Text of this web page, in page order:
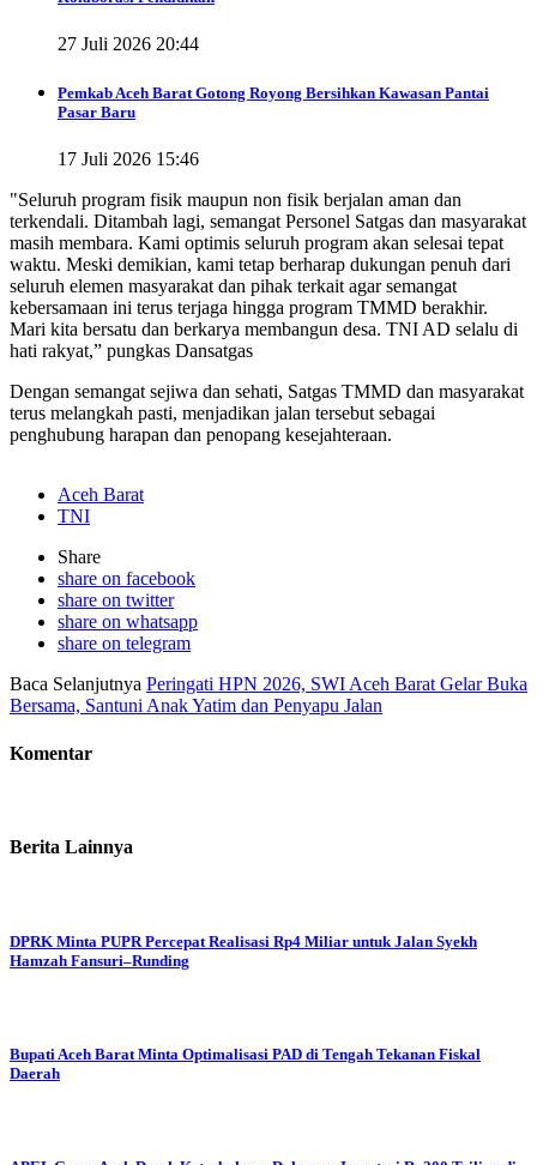
27 Juli 2026 20:44
Pemkab Aceh Barat Gotong Royong Bersihkan Kawasan Pantai
Pasar Baru
17 Juli 2026 15:46
"Seluruh program fisik maupun non fisik berjalan aman dan
terkendali. Ditambah lagi, semangat Personel Satgas dan masyarakat
masih membara. Kami optimis seluruh program akan selesai tepat
waktu. Meski demikian, kami tetap berharap dukungan penuh dari
seluruh elemen masyarakat dan pihak terkait agar semangat
kebersamaan ini terus terjaga hingga program TMMD berakhir.
Mari kita bersatu dan berkarya membangun desa. TNI AD selalu di
hati rakyat,” pungkas Dansatgas
Dengan semangat sejiwa dan sehati, Satgas TMMD dan masyarakat
terus melangkah pasti, menjadikan jalan tersebut sebagai
penghubung harapan dan penopang kesejahteraan.
Aceh Barat
TNI
Share
share on facebook
share on twitter
share on whatsapp
share on telegram
Baca Selanjutnya Peringati HPN 2026, SWI Aceh Barat Gelar Buka
Bersama, Santuni Anak Yatim dan Penyapu Jalan
Komentar
Berita Lainnya
DPRK Minta PUPR Percepat Realisasi Rp4 Miliar untuk Jalan Syekh
Hamzah Fansuri–Runding
Bupati Aceh Barat Minta Optimalisasi PAD di Tengah Tekanan Fiskal
Daerah